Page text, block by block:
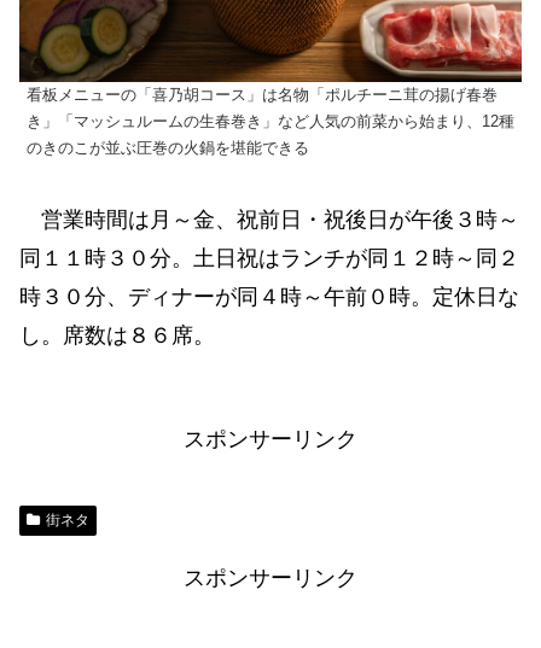
看板メニューの「喜乃胡コース」は名物「ポルチーニ茸の揚げ春巻
き」「マッシュルームの生春巻き」など人気の前菜から始まり、12種
のきのこが並ぶ圧巻の火鍋を堪能できる
営業時間は月～金、祝前日・祝後日が午後３時～
同１１時３０分。土日祝はランチが同１２時～同２
時３０分、ディナーが同４時～午前０時。定休日な
し。席数は８６席。
スポンサーリンク
街ネタ
スポンサーリンク